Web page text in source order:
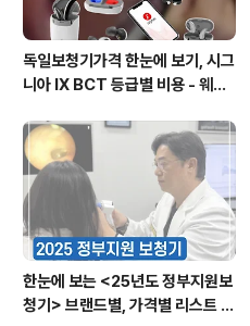
독일보청기가격 한눈에 보기, 시그
니아 IX BCT 등급별 비용 - 웨이
청역보청기}
한눈에 보는 <25년도 정부지원보
청기> 브랜드별, 가격별 리스트 총